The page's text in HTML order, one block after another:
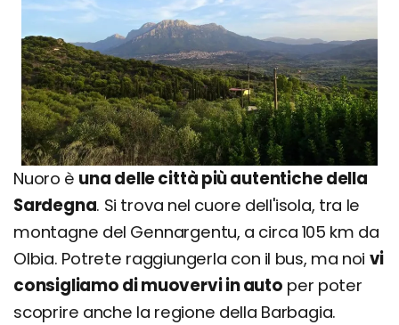
Nuoro è una delle città più autentiche della
Sardegna. Si trova nel cuore dell'isola, tra le
montagne del Gennargentu, a circa 105 km da
Olbia. Potrete raggiungerla con il bus, ma noi vi
consigliamo di muovervi in auto per poter
scoprire anche la regione della Barbagia.